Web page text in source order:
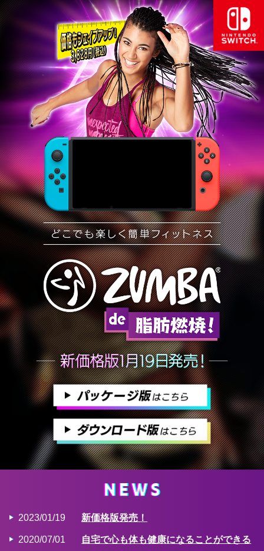
2023/01/19 新価格版発売！
2020/07/01
自宅で心も体も健康になることができる